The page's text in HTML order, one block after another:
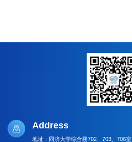
Address
地址：同济大学综合楼702、703、706室